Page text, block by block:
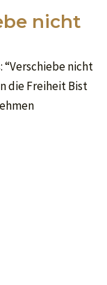
nicht
nicht
die Freiheit Bist